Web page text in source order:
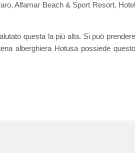
Alfamar Beach & Sport Resort, Hotel
questa la più alta. Si può prendere
alberghiera Hotusa possiede questo